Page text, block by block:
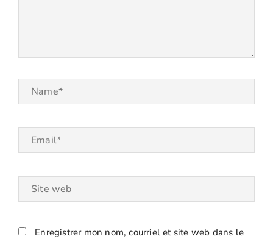
Name*
Email*
Site
Enregistrer mon nom, courriel et site web dans le